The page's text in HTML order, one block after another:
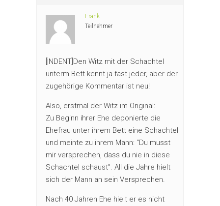
Frank
Teilnehmer
[INDENT]Den Witz mit der Schachtel
unterm Bett kennt ja fast jeder, aber der
zugehörige Kommentar ist neu!
Also, erstmal der Witz im Original:
Zu Beginn ihrer Ehe deponierte die
Ehefrau unter ihrem Bett eine Schachtel
und meinte zu ihrem Mann: “Du musst
mir versprechen, dass du nie in diese
Schachtel schaust”. All die Jahre hielt
sich der Mann an sein Versprechen.
Nach 40 Jahren Ehe hielt er es nicht